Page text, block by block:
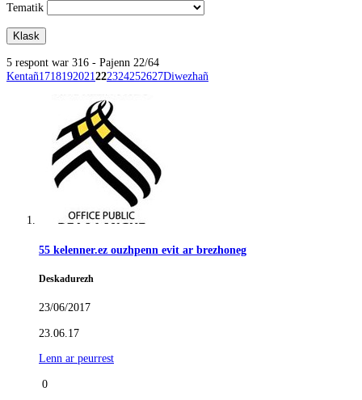
Tematik
5 respont war 316 - Pajenn 22/64
Kentañ1718192021222324252627Diwezhañ
55 kelenner.ez ouzhpenn evit ar brezhoneg
Deskadurezh
23/06/2017
23.06.17
Lenn ar peurrest
0